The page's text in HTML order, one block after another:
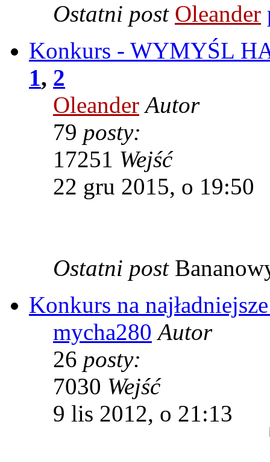
Ostatni post Oleander
Konkurs - WYMYŚL
1, 2
Oleander Autor
79 posty:
17251 Wejść
22 gru 2015, o 19:50
Ostatni post
Konkurs na
mycha280 Autor
26 posty:
7030 Wejść
9 lis 2012, o 21:13